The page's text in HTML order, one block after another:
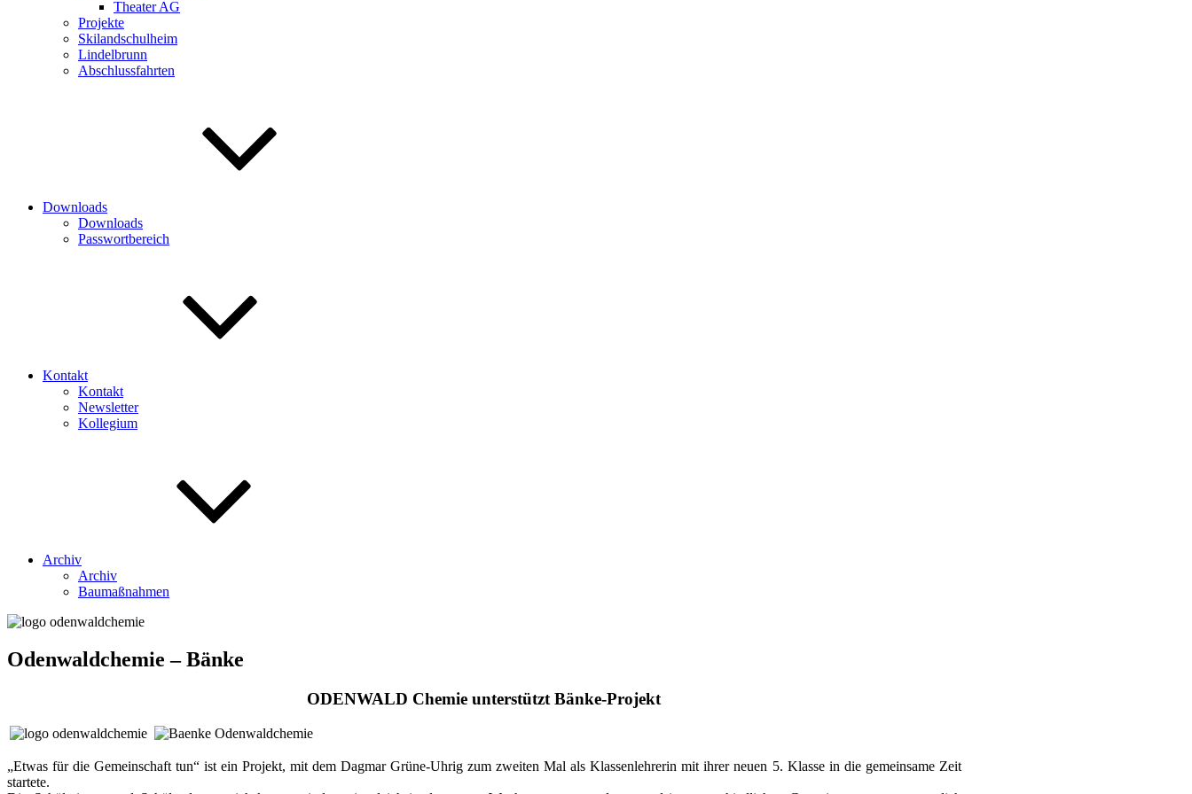
Theater AG
Projekte
Skilandschulheim
Lindelbrunn
Abschlussfahrten
Downloads
Downloads
Passwortbereich
Kontakt
Kontakt
Newsletter
Kollegium
Archiv
Archiv
Baumaßnahmen
Odenwaldchemie – Bänke
ODENWALD Chemie unterstützt Bänke-Projekt
„Etwas für die Gemeinschaft tun“ ist ein Projekt, mit dem Dagmar Grüne-Uhrig zum zweiten Mal als Klassenlehrerin mit ihrer neuen 5. Klasse in die gemeinsame Zeit
startete.